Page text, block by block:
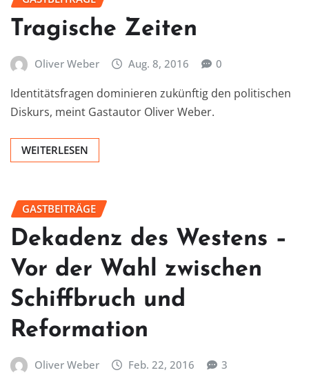
Tragische Zeiten
Oliver Weber Aug. 8, 2016 0
Identitätsfragen dominieren zukünftig den politischen
Diskurs, meint Gastautor Oliver Weber.
WEITERLESEN
GASTBEITRÄGE
Dekadenz des Westens –
Vor der Wahl zwischen
Schiffbruch und
Reformation
Oliver Weber Feb. 22, 2016 3